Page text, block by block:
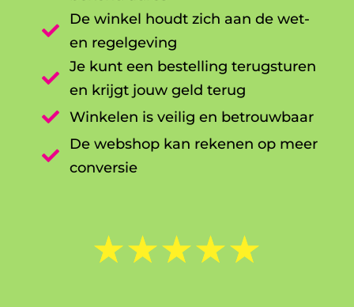

De winkel houdt zich aan de wet-
en regelgeving

Je kunt een bestelling terugsturen
en krijgt jouw geld terug

Winkelen is veilig en betrouwbaar

De webshop kan rekenen op meer
conversie
☆☆☆☆☆